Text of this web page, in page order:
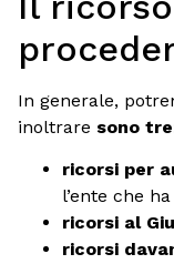
In generale,
inoltrare sono tre
ricorsi per
l’ente che
ricorsi al
ricorsi